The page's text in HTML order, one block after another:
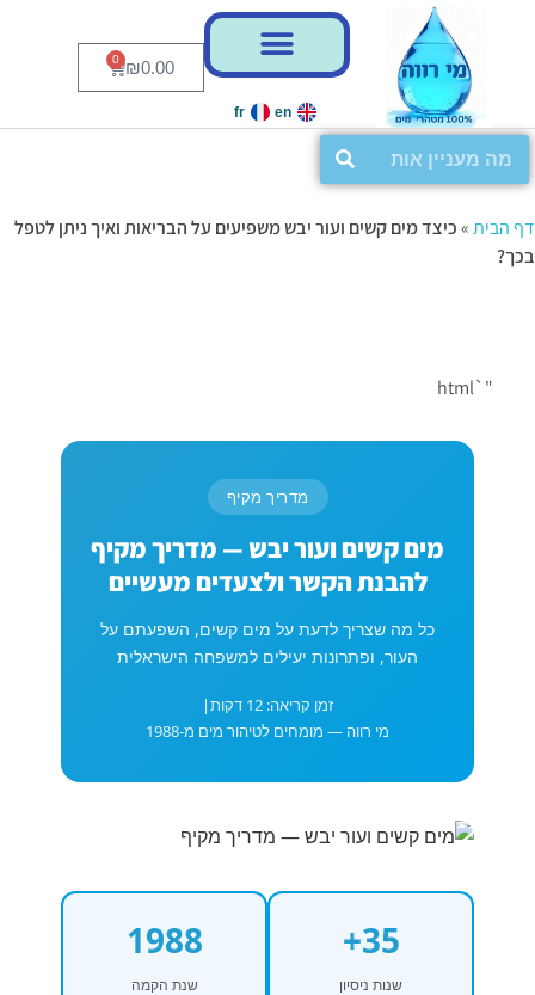
₪0.00
0
en
fr
דף הבית»כיצד מים קשים ועור יבש משפיעים על הבריאות ואיך ניתן לטפל
בכך?
"`html
מדריך מקיף
מים קשים ועור יבש — מדריך מקיף
להבנת הקשר ולצעדים מעשיים
כל מה שצריך לדעת על מים קשים, השפעתם על
העור, ופתרונות יעילים למשפחה הישראלית
זמן קריאה: 12 דקות
|
מי רווה — מומחים לטיהור מים מ-1988
35+
שנות ניסיון
1988
שנת הקמה